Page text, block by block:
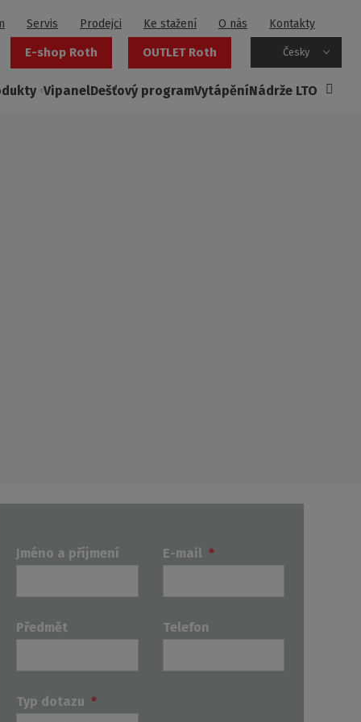
Servis Prodejci Ke stažení O nás Kontakty
E-shop Roth OUTLET Roth Česky
VipanelDešťový programVytápěníNádrže LTO
Jméno a příjmení
Předmět
Typ dotazu *
E-mail *
Telefon